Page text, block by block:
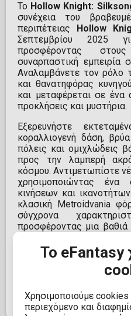
Το Hollow Knight:
συνέχεια του
περιπέτειας
Hollow
Σεπτεμβρίου 2025
προσφέροντας
συναρπαστική εμπειρία
Αναλαμβάνετε τον ρόλο
και θανατηφόρας
και μεταφέρεται σε ένα
προκλήσεις και μυστήρια.
Εξερευνήστε
κοραλλιογενή δάση,
πόλεις και ομιχλώδεις
προς την λαμπερή
κόσμου. Αντιμετωπίστε
χρησιμοποιώντας ένα
κινήσεων και
κλασική Metroidvania
σύγχρονα
προσφέροντας μια βαθιά
ΣΗΜΑΝΤΙΚΗ ΣΗΜΕΙΩΣΗ
2028, τα νέα παιχνίδια
PlayStation θα είναι
πώλησης μόνο σε
Το eFantasy
Χρησιμοποιούμε cookies
περιεχόμενο και